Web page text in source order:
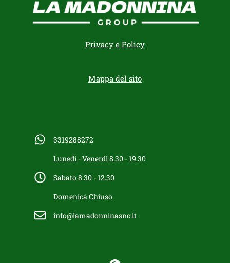
Privacy e Policy
Mappa del sito
3319288272
Lunedì - Venerdì 8.30 - 19.30
Sabato 8.30 - 12.30
Domenica Chiuso
info@lamadonninasnc.it